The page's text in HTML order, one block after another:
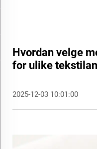
Hvordan velge
for ulike
2025-12-03 10:01:00